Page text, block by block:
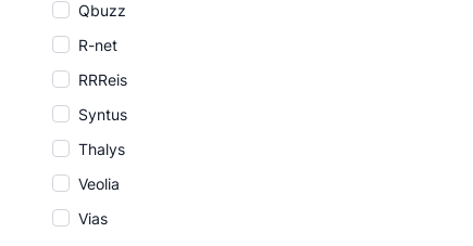
Qbuzz
R-net
RRReis
Syntus
Thalys
Veolia
Vias